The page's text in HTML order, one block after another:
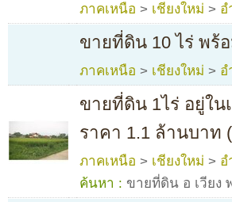
ภาคเหนือ > เชียงใหม่ > อ
ขายที่ดิน 10 ไร่ พร้
ภาคเหนือ > เชียงใหม่ > อ
ขายที่ดิน 1ไร่ อยู่ใน
ราคา 1.1 ล้านบาท
ภาคเหนือ > เชียงใหม่ > อ
ค้นหา : ขายที่ดิน อ เวียง